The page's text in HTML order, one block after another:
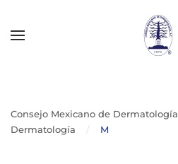
Consejo Mexicano de Dermatología
Dermatología
M